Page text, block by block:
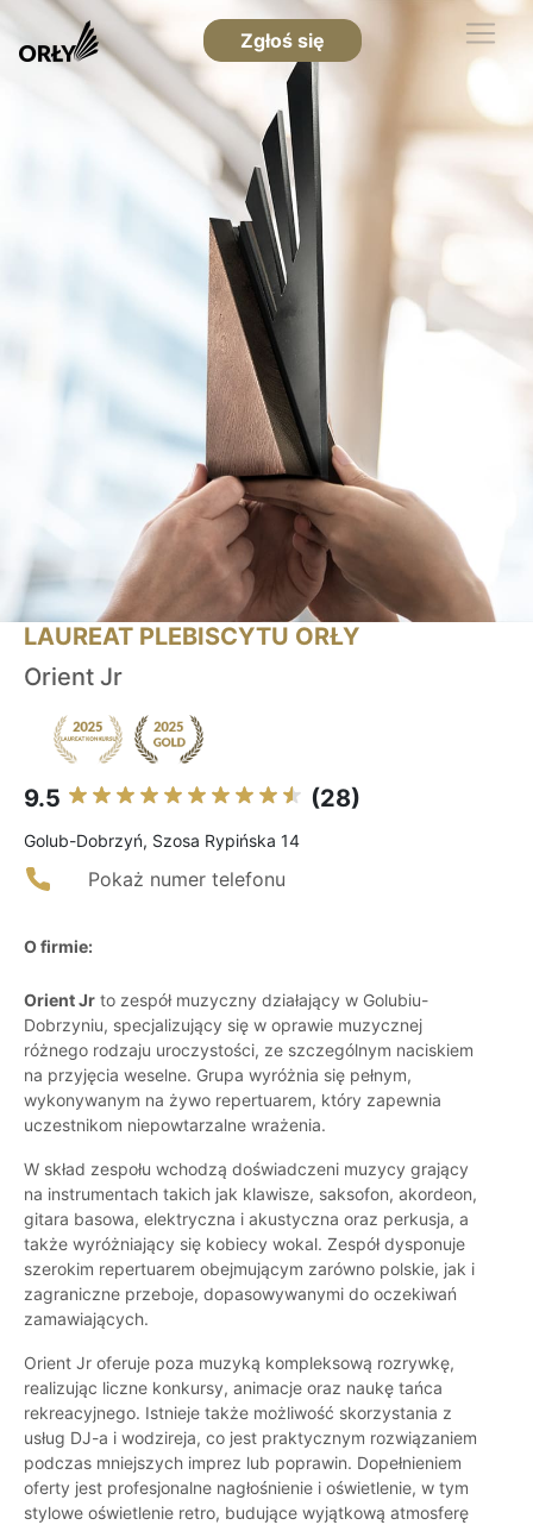
Zgłoś się
LAUREAT PLEBISCYTU ORŁY
Orient Jr
9.5 (28)
Golub-Dobrzyń, Szosa Rypińska 14
Pokaż numer telefonu
O firmie:
Orient Jr to zespół muzyczny działający w Golubiu-
Dobrzyniu, specjalizujący się w oprawie muzycznej
różnego rodzaju uroczystości, ze szczególnym naciskiem
na przyjęcia weselne. Grupa wyróżnia się pełnym,
wykonywanym na żywo repertuarem, który zapewnia
uczestnikom niepowtarzalne wrażenia.
W skład zespołu wchodzą doświadczeni muzycy grający
na instrumentach takich jak klawisze, saksofon, akordeon,
gitara basowa, elektryczna i akustyczna oraz perkusja, a
także wyróżniający się kobiecy wokal. Zespół dysponuje
szerokim repertuarem obejmującym zarówno polskie, jak i
zagraniczne przeboje, dopasowywanymi do oczekiwań
zamawiających.
Orient Jr oferuje poza muzyką kompleksową rozrywkę,
realizując liczne konkursy, animacje oraz naukę tańca
rekreacyjnego. Istnieje także możliwość skorzystania z
usług DJ-a i wodzireja, co jest praktycznym rozwiązaniem
podczas mniejszych imprez lub poprawin. Dopełnieniem
oferty jest profesjonalne nagłośnienie i oświetlenie, w tym
stylowe oświetlenie retro, budujące wyjątkową atmosferę